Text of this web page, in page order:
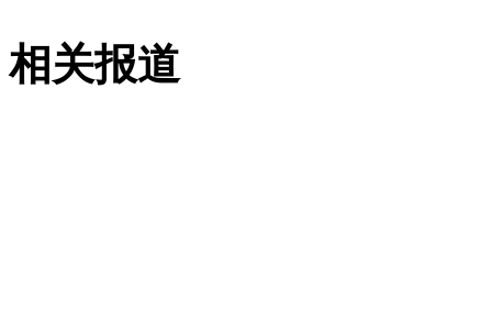
女孩北京地铁殴打老人 痛下狠手拳打脚踢
相关报道